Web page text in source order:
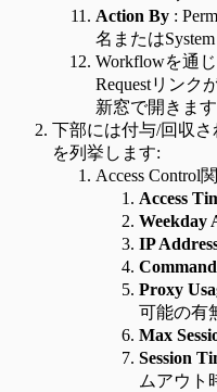
Action By :
名またはSystem
Workflowを通
Requestリンク
新窓で開きます
下部には付与/回収さ
を列挙します:
Access Control
Access
Weekday
IP
Proxy
可能の有
Max
Session
ムアウト